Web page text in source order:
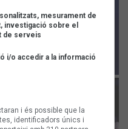
mesurament de
investigació sobre el
de serveis
i/o accedir a la informació
i és possible que la
identificadors únics i